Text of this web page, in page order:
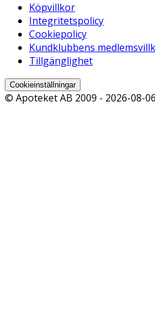
Köpvillkor
Integritetspolicy
Cookiepolicy
Kundklubbens
Tillgänglighet
Cookieinställningar
© Apoteket AB 2009 - 2026-08-